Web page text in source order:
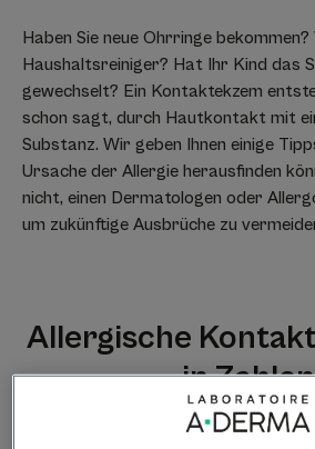
Haben Sie neue Ohrringe bekommen?
Haushaltsreiniger? Hat Ihr Kind das
gewechselt? Ein Kontaktekzem
schon sagt, durch Hautkontakt mit
Substanz. Wir geben Ihnen einige
Ursache der Allergie herausfinden
nicht, einen Dermatologen oder
um zukünftige Ausbrüche zu
Allergische
in Zahlen